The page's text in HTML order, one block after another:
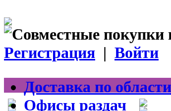
Регистрация | Войти
Доставка по области
Офисы раздач